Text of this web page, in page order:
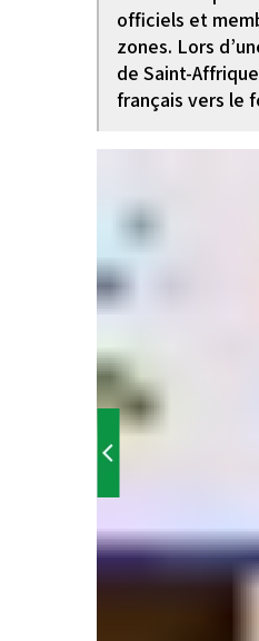
officiels et
zones. Lors
de Saint-
français vers le